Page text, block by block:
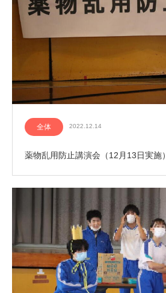
全体 2022.12.14
薬物乱用防止講演会（12月13日実施）